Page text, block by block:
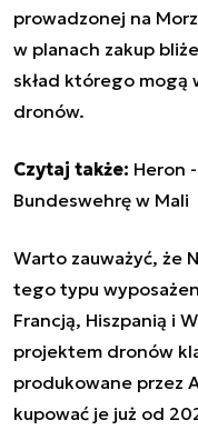
prowadzonej na
w planach zakup
skład którego
dronów.
Czytaj także: Heron
Bundeswehrę w Mali
Warto zauważyć, że
tego typu
Francją, Hiszpanią i
projektem dronów
produkowane przez
kupować je już od